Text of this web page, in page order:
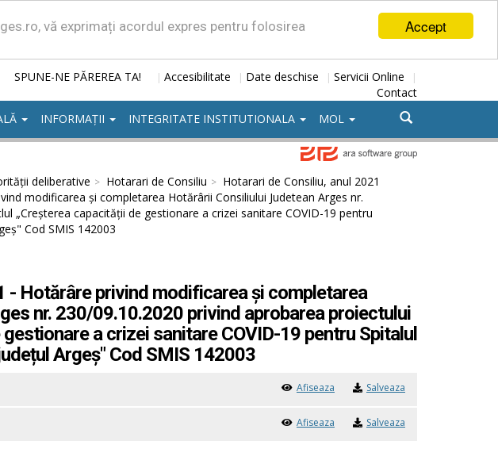
Accept
vă exprimați acordul expres pentru folosirea
SPUNE-NE PĂREREA TA! | Accesibilitate | Date deschise | Servicii Online |
Contact
INFORMAȚII INTEGRITATE INSTITUTIONALA MOL
deliberative Hotarari de Consiliu
Hotarari de Consiliu, anul 2021
modificarea și completarea Hotărârii Consiliului Judetean Arges nr.
„Creșterea capacității de gestionare a crizei sanitare COVID-19 pentru
Cod SMIS 142003
- Hotărâre privind modificarea și completarea
nr. 230/09.10.2020 privind aprobarea proiectului
a crizei sanitare COVID-19 pentru Spitalul
Argeș" Cod SMIS 142003
Afiseaza Salveaza
Afiseaza Salveaza